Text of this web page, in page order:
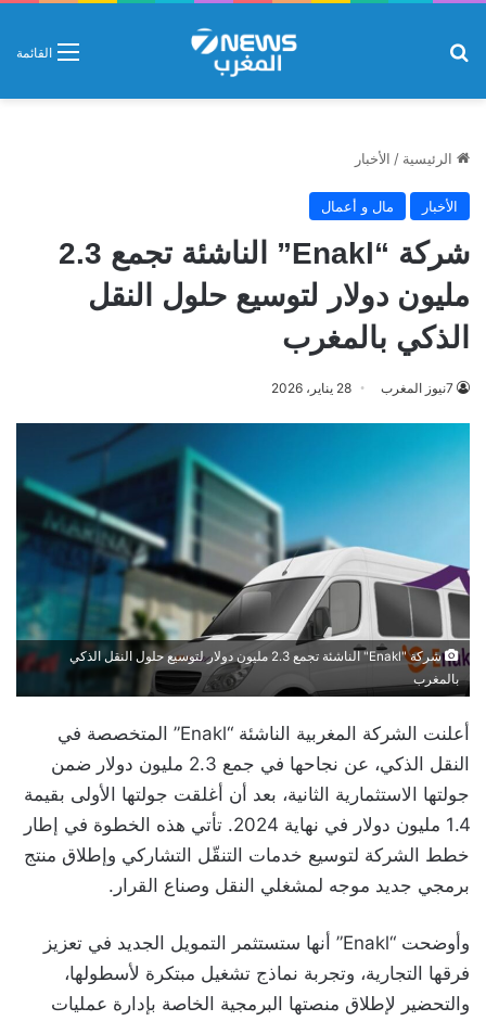
القائمة
الرئيسية / الأخبار
الأخبار مال و أعمال
شركة “Enakl” الناشئة تجمع 2.3
مليون دولار لتوسيع حلول النقل
الذكي بالمغرب
7نيوز المغرب 28 يناير، 2026
شركة "Enakl" الناشئة تجمع 2.3 مليون دولار لتوسيع حلول النقل الذكي
بالمغرب
أعلنت الشركة المغربية الناشئة “Enakl” المتخصصة في
النقل الذكي، عن نجاحها في جمع 2.3 مليون دولار ضمن
جولتها الاستثمارية الثانية، بعد أن أغلقت جولتها الأولى بقيمة
1.4 مليون دولار في نهاية 2024. تأتي هذه الخطوة في إطار
خطط الشركة لتوسيع خدمات التنقّل التشاركي وإطلاق منتج
برمجي جديد موجه لمشغلي النقل وصناع القرار.
وأوضحت “Enakl” أنها ستستثمر التمويل الجديد في تعزيز
فرقها التجارية، وتجربة نماذج تشغيل مبتكرة لأسطولها،
والتحضير لإطلاق منصتها البرمجية الخاصة بإدارة عمليات